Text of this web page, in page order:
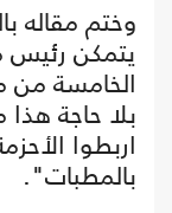
وختم مقاله
يتمكن
الخامسة
بلا حاجة هذا
اربطوا
بالمطبات".